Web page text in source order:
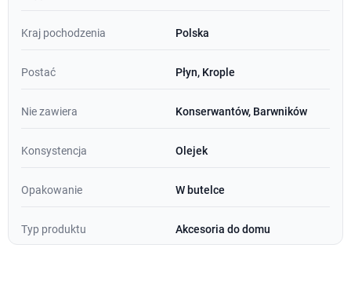
Kraj pochodzenia Polska
Postać Płyn, Krople
Nie zawiera Konserwantów, Barwników
Konsystencja Olejek
Opakowanie W butelce
Typ produktu Akcesoria do domu